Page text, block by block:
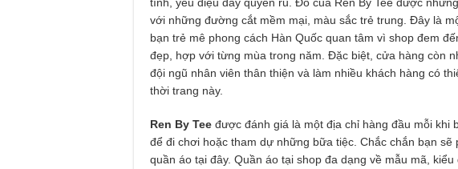
với những đường cắt mềm mại, màu sắc trẻ trung. Đây là
bạn trẻ mê phong cách Hàn Quốc quan tâm vì shop đem
đẹp, hợp với từng mùa trong năm. Đặc biệt, cửa hàng còn
đội ngũ nhân viên thân thiện và làm nhiều khách hàng có
thời trang này.
Ren By Tee được đánh giá là một địa chỉ hàng đầu mỗi khi
để đi chơi hoặc tham dự những bữa tiệc. Chắc chắn bạn
quần áo tại đây. Quần áo tại shop đa dạng về mẫu mã,